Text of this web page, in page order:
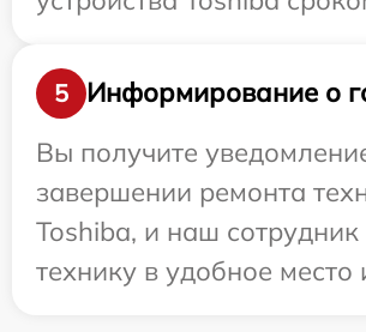
5
Информирование о
Вы получите
завершении ремонта
Toshiba, и наш сотрудник
технику в удобное место